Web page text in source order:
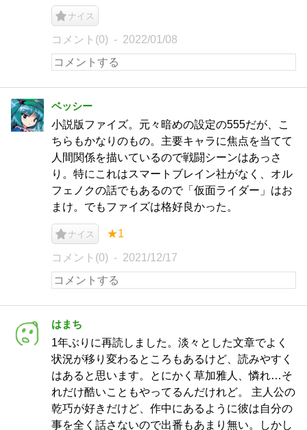
ナイス
コメント(0) 2022/01/08
ベッシー
小説版ファイズ。元々暗めの設定の555だが、こ
ちらもかなりのもの。主要キャラに焦点を当てて
人間関係を描いているので戦闘シーンはあっさ
り。特にこれはスマートブレイン社がなく、オル
フェノクの話でもあるので「仮面ライダー」はお
まけ。でもファイズは格好良かった。
ナイス ★1
コメント(0) 2021/12/17
はまち
1年ぶりに再読しました。淡々とした文章でよく
状況が移り変わるところもあるけど、読みやすく
はあると思います。とにかく草加雅人、憐れ…そ
れだけ酷いこともやってるんだけれど。 主人公の
乾巧が好きだけど、作中にあるように彼は自分の
事を全く話さないので出番もあまり無い。しかし